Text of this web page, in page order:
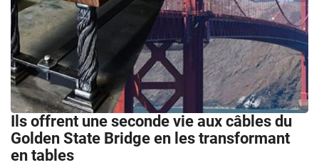
Ils offrent une seconde vie aux câbles du
Golden State Bridge en les transformant
en tables